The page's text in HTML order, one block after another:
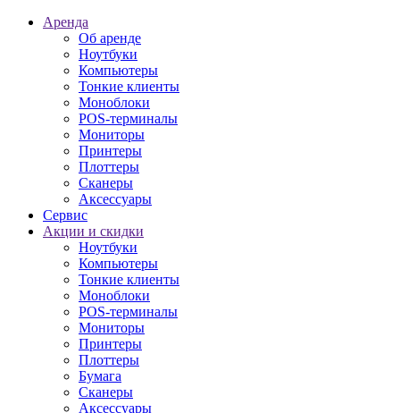
Аренда
Об аренде
Ноутбуки
Компьютеры
Тонкие клиенты
Моноблоки
POS-терминалы
Мониторы
Принтеры
Плоттеры
Сканеры
Аксессуары
Сервис
Акции и скидки
Ноутбуки
Компьютеры
Тонкие клиенты
Моноблоки
POS-терминалы
Мониторы
Принтеры
Плоттеры
Бумага
Сканеры
Аксессуары